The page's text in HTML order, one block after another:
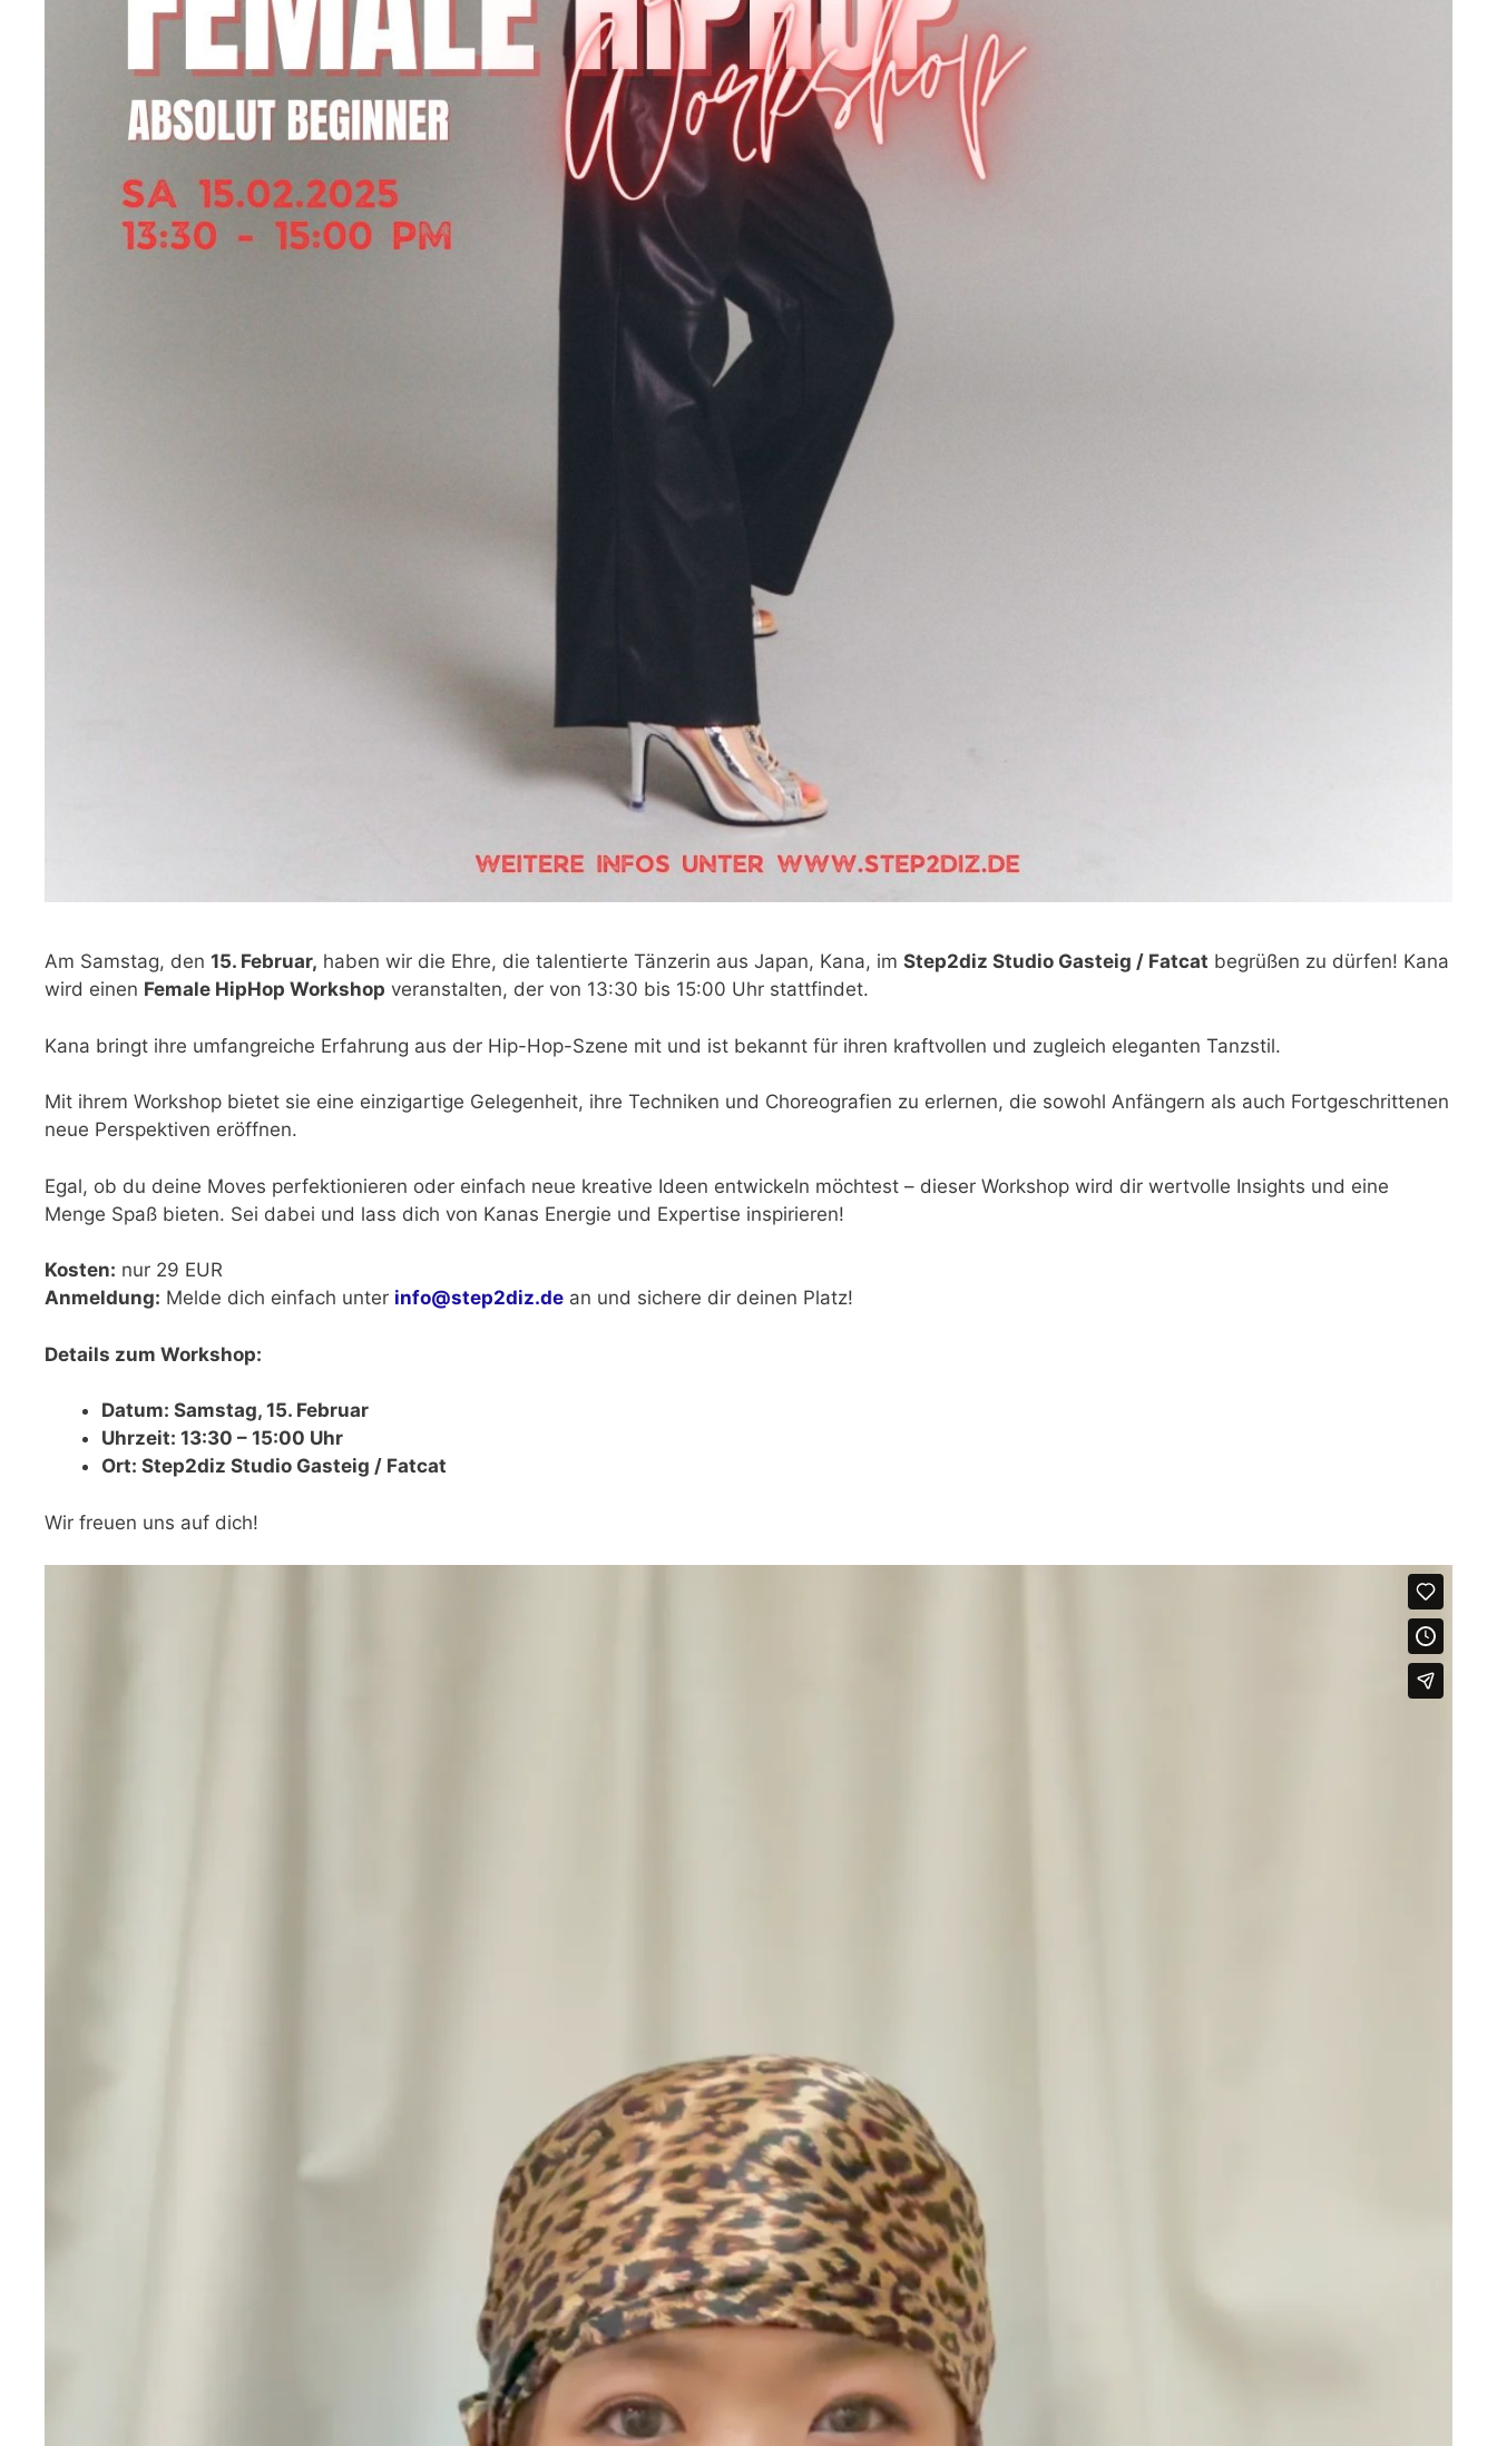
Am Samstag, den 15. Februar, haben wir die Ehre, die talentierte Tänzerin aus Japan, Kana, im Step2diz Studio Gasteig / Fatcat begrüßen zu dürfen! Kana
wird einen Female HipHop Workshop veranstalten, der von 13:30 bis 15:00 Uhr stattfindet.
Kana bringt ihre umfangreiche Erfahrung aus der Hip-Hop-Szene mit und ist bekannt für ihren kraftvollen und zugleich eleganten Tanzstil.
Mit ihrem Workshop bietet sie eine einzigartige Gelegenheit, ihre Techniken und Choreografien zu erlernen, die sowohl Anfängern als auch Fortgeschrittenen
neue Perspektiven eröffnen.
Egal, ob du deine Moves perfektionieren oder einfach neue kreative Ideen entwickeln möchtest – dieser Workshop wird dir wertvolle Insights und eine
Menge Spaß bieten. Sei dabei und lass dich von Kanas Energie und Expertise inspirieren!
Kosten: nur 29 EUR
Anmeldung: Melde dich einfach unter info@step2diz.de an und sichere dir deinen Platz!
Details zum Workshop:
Datum: Samstag, 15. Februar
Uhrzeit: 13:30 – 15:00 Uhr
Ort: Step2diz Studio Gasteig / Fatcat
Wir freuen uns auf dich!